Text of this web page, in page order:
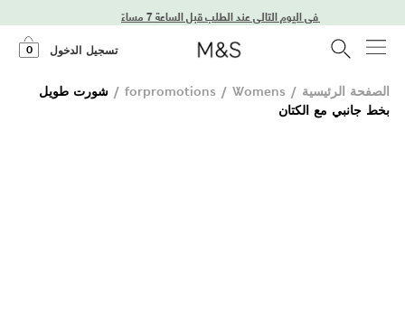
توصيل في اليوم التالي عند الطلب قبل الساعة 7 مساءً
تسجيل الدخول 0
الصفحة الرئيسية /
forpromotions / Womens
/ شورت طويل
بخط جانبي مع الكتان